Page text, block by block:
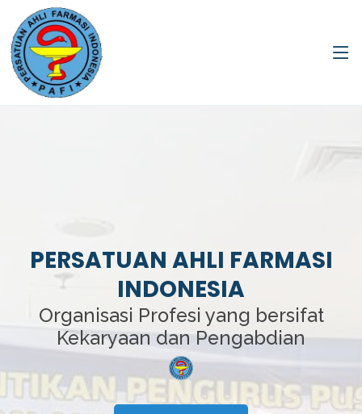
PERSATUAN AHLI FARMASI
INDONESIA
Organisasi Profesi yang bersifat
Kekaryaan dan Pengabdian